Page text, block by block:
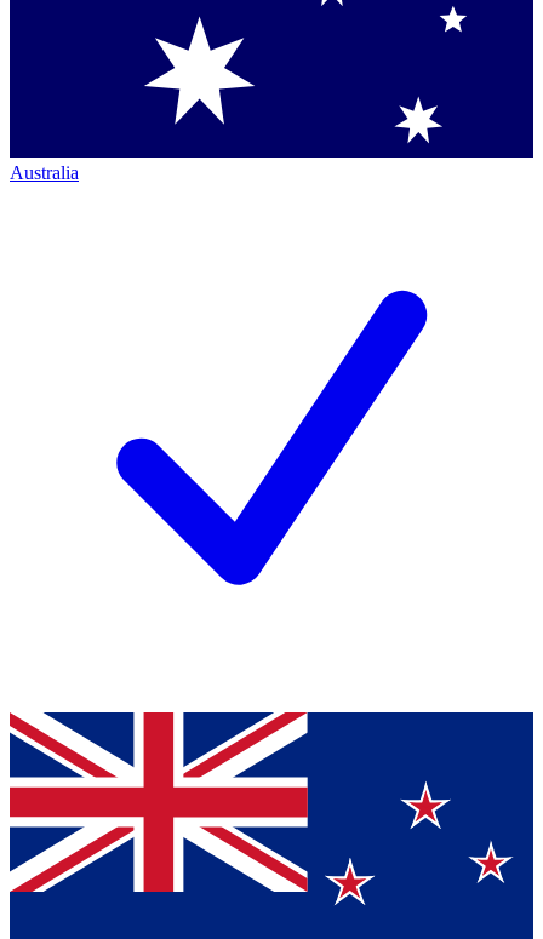
Australia